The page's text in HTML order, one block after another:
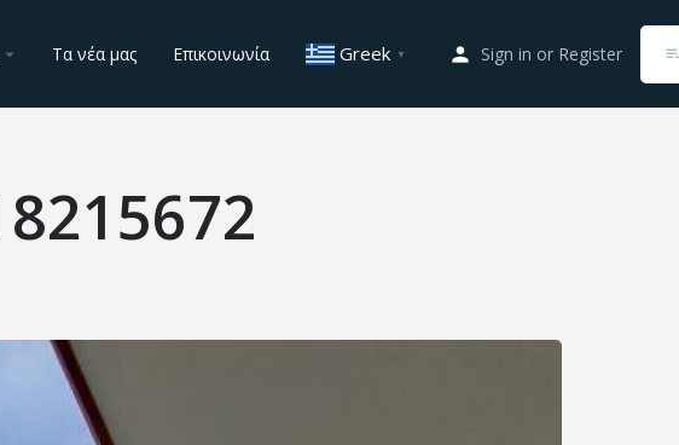
Τα νέα μας Επικοινωνία Greek ▼ Sign in or Register